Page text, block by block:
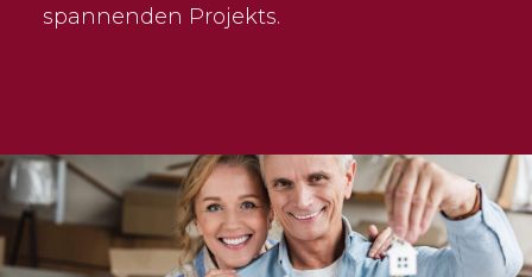
spannenden Projekts.